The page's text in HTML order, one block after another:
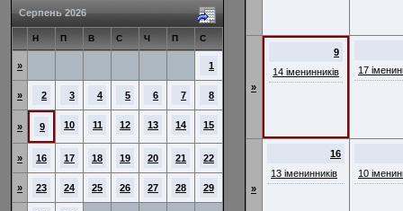
Серпень 2026
Н П В С Ч П С
» 1
» 2 3 4 5 6 7 8
» 9 10 11 12 13 14 15
» 16 17 18 19 20 21 22
» 23 24 25 26 27 28 29
»
9
14 іменинників
17
»
16
13 іменинників
10